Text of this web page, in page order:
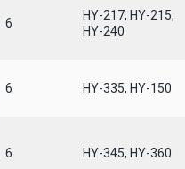
6
ΗΥ-217, ΗΥ-215,
ΗΥ-240
6 ΗΥ-335, ΗΥ-150
6 HY-345, HY-360